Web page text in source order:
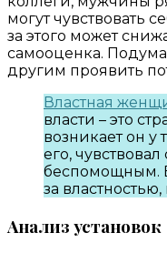
могут чувствовать
за этого может
самооценка.
другим проявить
Властная
власти – это
возникает он у
его,
беспомощным.
за
Анализ установок